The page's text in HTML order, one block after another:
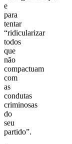
e
para
tentar
“ridicularizar
todos
que
não
compactuam
com
as
condutas
criminosas
do
seu
partido”.